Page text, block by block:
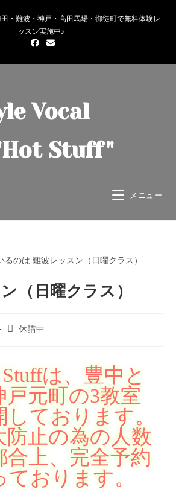
・難波・神戸・高田馬場・御徒町で無料体験レ
ッスン実施中♪
Vocal
Stuff"
メニュー
（日曜クラス）
休講中
は、豊中と
戸元町の3教室
ております。
防止の為の人数
合上、完全予約
おります。